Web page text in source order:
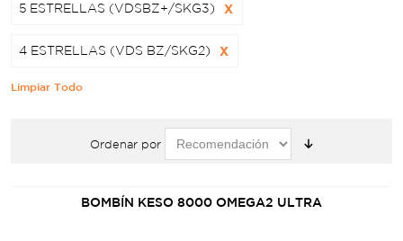
5 ESTRELLAS (VDSBZ+/SKG3) X
4 ESTRELLAS (VDS BZ/SKG2) X
Limpiar Todo
Ordenar por
BOMBÍN KESO 8000 OMEGA2 ULTRA